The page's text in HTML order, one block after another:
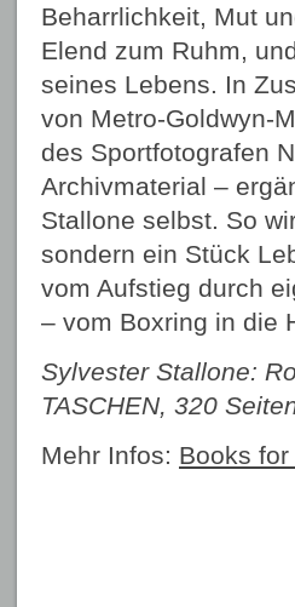
Beharrlichkeit, Mut
Elend zum Ruhm,
seines Lebens. In
von
des Sportfotografen
Archivmaterial –
Stallone selbst. So
sondern ein Stück
vom Aufstieg durch
– vom Boxring in die
Sylvester Stallone:
TASCHEN, 320
Mehr Infos: Books